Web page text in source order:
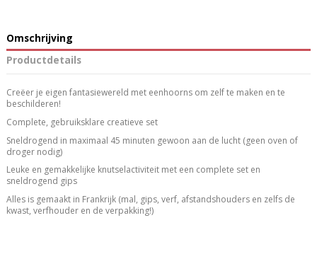
Omschrijving
Productdetails
Creëer je eigen fantasiewereld met eenhoorns om zelf te maken en te
beschilderen!
Complete, gebruiksklare creatieve set
Sneldrogend in maximaal 45 minuten gewoon aan de lucht (geen oven of
droger nodig)
Leuke en gemakkelijke knutselactiviteit met een complete set en
sneldrogend gips
Alles is gemaakt in Frankrijk (mal, gips, verf, afstandshouders en zelfs de
kwast, verfhouder en de verpakking!)